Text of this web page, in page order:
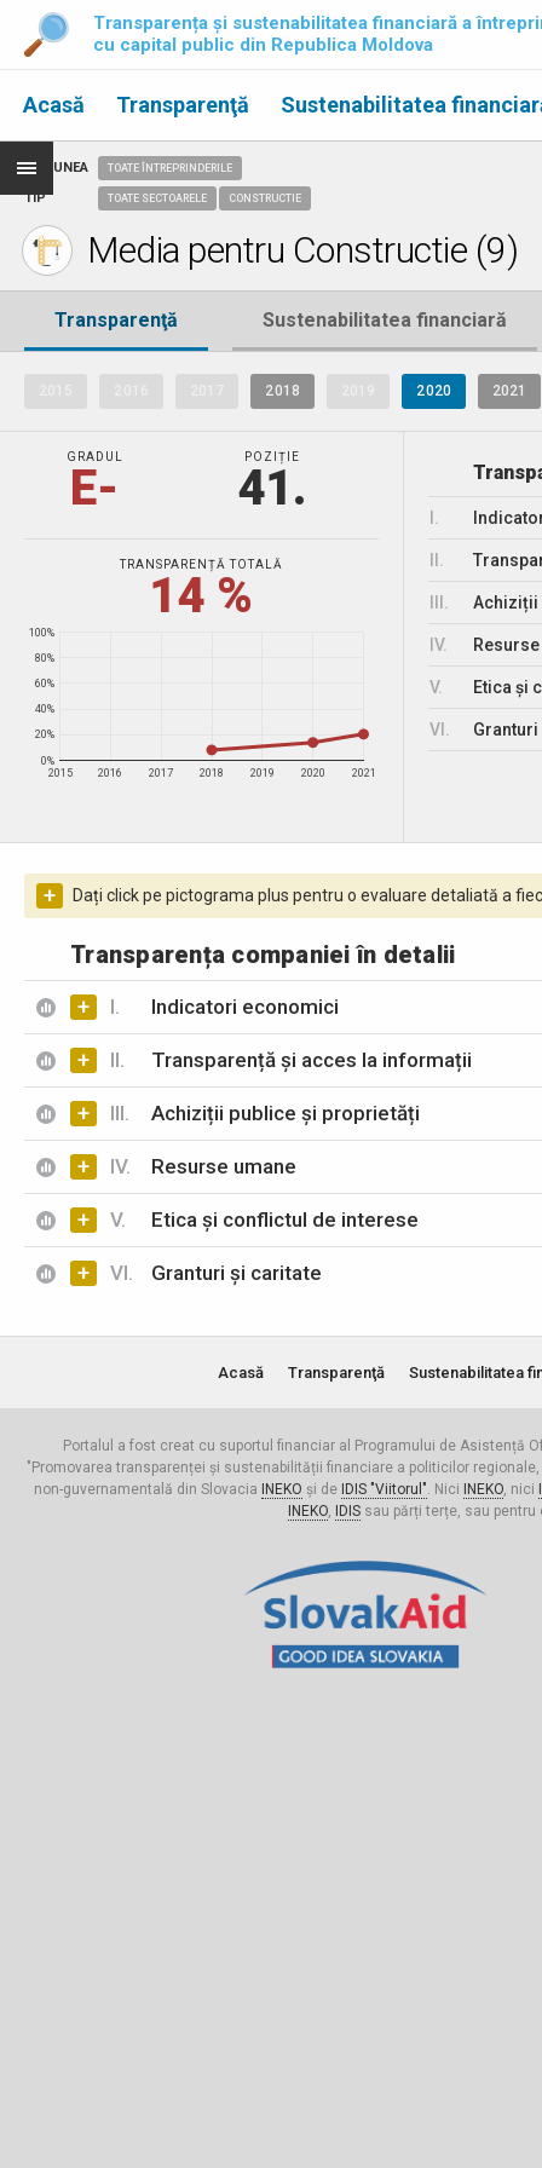
Transparența și sustenabilitatea financiară a
cu capital public din Republica Moldova
Acasă Transparenţă Sustenabilitatea
REGIUNEA
TIP
TOATE ÎNTREPRINDERILE
TOATE SECTOARELE CONSTRUCTIE
Media pentru Constructie (9)
Transparenţă Sustenabilitatea financiară
2018 2020 2021
GRADUL
E-
POZIȚIE
41.
TRANSPARENȚĂ TOTALĂ
14 %
2015 2016 2017 2018 2019 2020 2021
0%
20%
40%
60%
80%
100%
Achiziții
IV.
V. Etica și
VI.
+ Dați click pe pictograma plus pentru o evaluare detaliată a
Transparența companiei în detalii
+ I. Indicatori economici
+ II. Transparență și acces la informații
+ III. Achiziții publice și proprietăți
+ IV. Resurse umane
+ V. Etica și conflictul de interese
+ VI. Granturi și caritate
Acasă Transparenţă Sustenabilitatea
Portalul a fost creat cu suportul financiar al Programului de Asistență
"Promovarea transparenței și sustenabilității financiare a politicilor
non-guvernamentală din Slovacia
INEKO și de IDIS "Viitorul". Nici INEKO, nici
INEKO, IDISsau părți terțe, sau pentru